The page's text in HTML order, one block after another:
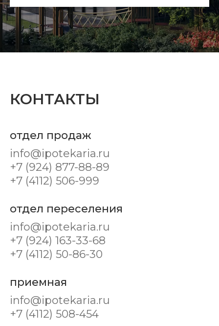
КОНТАКТЫ
отдел продаж
info@ipotekaria.ru
+7 (924) 877-88-89
+7 (4112) 506-999
отдел переселения
info@ipotekaria.ru
+7 (924) 163-33-68
+7 (4112) 50-86-30
приемная
info@ipotekaria.ru
+7 (4112) 508-454